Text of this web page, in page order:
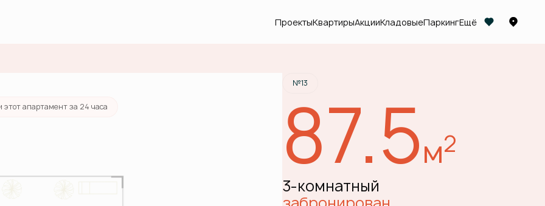
ПроектыКвартирыАкцииКладовыеПаркингЕщё
Квартира забронирована
этот апартамент за 24 часа
№13
87.5м2
3-комнатный